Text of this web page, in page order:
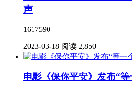
声
1617590
2023-03-18 阅读 2,850
电影《保你平安》发布“